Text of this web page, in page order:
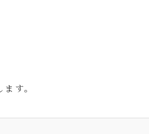
す。